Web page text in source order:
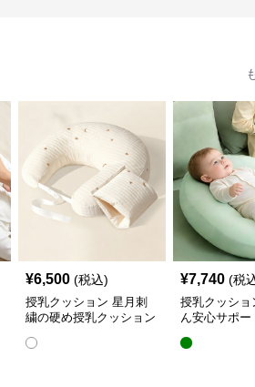
¥6,500 (税込)
授乳クッション 星月刺
繍の硬め授乳クッション
¥7,740 (税
授乳クッショ
ん安心サポー